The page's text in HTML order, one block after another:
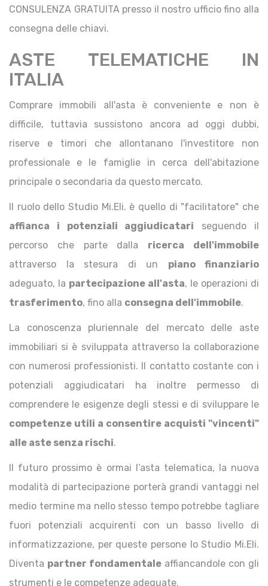
CONSULENZA GRATUITA presso il nostro ufficio fino alla
consegna delle chiavi.
ASTE TELEMATICHE IN
ITALIA
Comprare immobili all'asta è conveniente e non è
difficile, tuttavia sussistono ancora ad oggi dubbi,
riserve e timori che allontanano l'investitore non
professionale e le famiglie in cerca dell'abitazione
principale o secondaria da questo mercato.
Il ruolo dello Studio Mi.Eli. è quello di "facilitatore" che
affianca i potenziali aggiudicatari seguendo il
percorso che parte dalla ricerca dell'immobile
attraverso la stesura di un piano finanziario
adeguato, la partecipazione all'asta, le operazioni di
trasferimento, fino alla consegna dell'immobile.
La conoscenza pluriennale del mercato delle aste
immobiliari si è sviluppata attraverso la collaborazione
con numerosi professionisti. Il contatto costante con i
potenziali aggiudicatari ha inoltre permesso di
comprendere le esigenze degli stessi e di sviluppare le
competenze utili a consentire acquisti "vincenti"
alle aste senza rischi.
Il futuro prossimo è ormai l’asta telematica, la nuova
modalità di partecipazione porterà grandi vantaggi nel
medio termine ma nello stesso tempo potrebbe tagliare
fuori potenziali acquirenti con un basso livello di
informatizzazione, per queste persone lo Studio Mi.Eli.
Diventa partner fondamentale affiancandole con gli
strumenti e le competenze adeguate.